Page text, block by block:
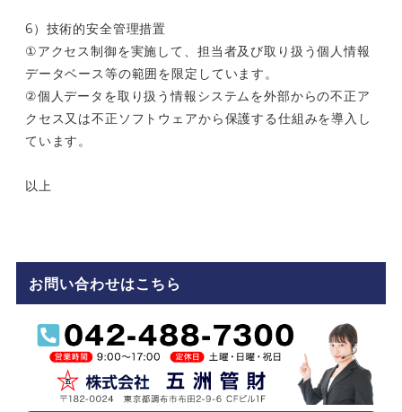
6）技術的安全管理措置
①アクセス制御を実施して、担当者及び取り扱う個人情報
データベース等の範囲を限定しています。
②個人データを取り扱う情報システムを外部からの不正ア
クセス又は不正ソフトウェアから保護する仕組みを導入し
ています。
以上
お問い合わせはこちら